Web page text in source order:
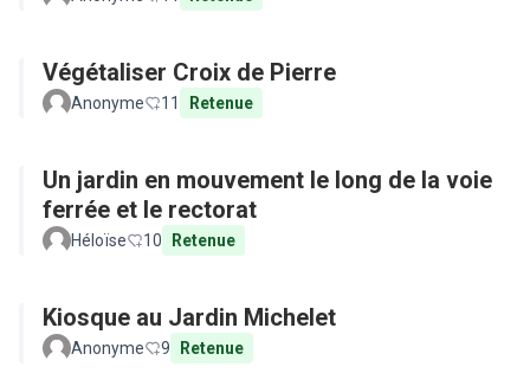
Végétaliser Croix de Pierre
Anonyme 11 Retenue
Un jardin en mouvement le long de la voie
ferrée et le rectorat
Héloïse 10 Retenue
Kiosque au Jardin Michelet
Anonyme 9 Retenue